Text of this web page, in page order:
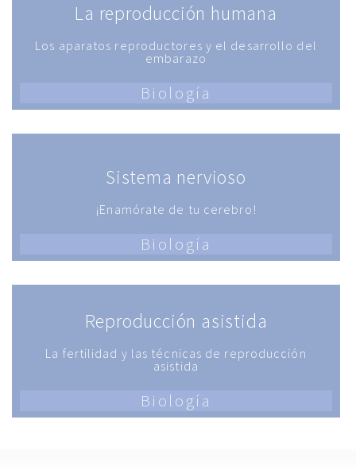
La reproducción humana
Los aparatos reproductores y el desarrollo del
embarazo
Biología
Sistema nervioso
¡Enamórate de tu cerebro!
Biología
Reproducción asistida
La fertilidad y las técnicas de reproducción
asistida
Biología